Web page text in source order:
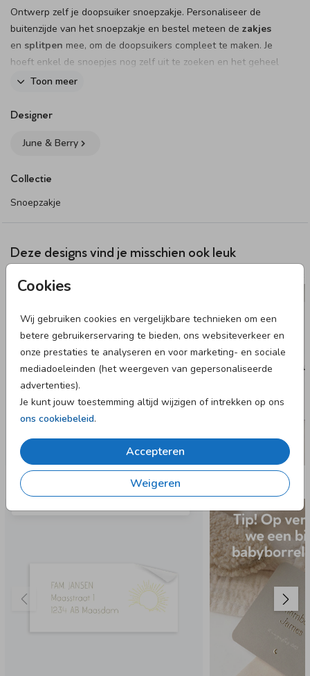
Cookies
Wij gebruiken cookies en vergelijkbare technieken om een
betere gebruikerservaring te bieden, ons websiteverkeer en
onze prestaties te analyseren en voor marketing- en sociale
mediadoeleinden (het weergeven van gepersonaliseerde
advertenties).
Je kunt jouw toestemming altijd wijzigen of intrekken op ons
ons cookiebeleid.
Accepteren
Weigeren
Ontwerp zelf je doopsuiker snoepzakje. Personaliseer de
buitenzijde van het snoepzakje en bestel meteen de zakjes
en splitpen mee, om de doopsuikers compleet te maken. Je
hoeft enkel de snoepjes nog zelf uit te zoeken en het geheel
in elkaar te zetten. Heerlijk klusje tijdens je verlof!
Toon meer
Designer
June & Berry
Collectie
Snoepzakje
Deze designs vind je misschien ook leuk
Nog meer in deze stijl